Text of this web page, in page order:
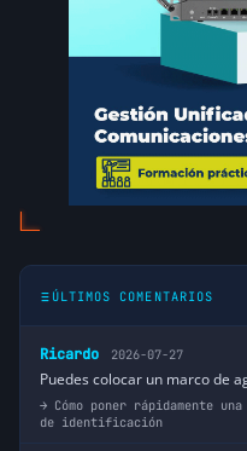
ÚLTIMOS COMENTARIOS
Ricardo 2026-07-27
Puedes colocar un marco de
Cómo poner rápidamente
de identificación